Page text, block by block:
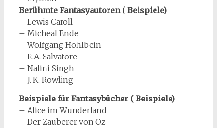
Berühmte Fantasyautoren ( Beispiele)
– Lewis Caroll
– Micheal Ende
– Wolfgang Hohlbein
– R.A. Salvatore
– Nalini Singh
– J. K. Rowling
Beispiele für Fantasybücher ( Beispiele)
– Alice im Wunderland
– Der Zauberer von Oz